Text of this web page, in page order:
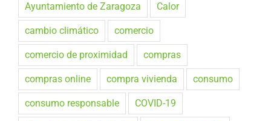
Ayuntamiento de Zaragoza Calor
cambio climático comercio
comercio de proximidad compras
compras online compra vivienda consumo
consumo responsable COVID-19